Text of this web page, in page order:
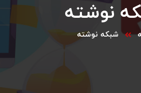
نوشته
شبکه نوشته